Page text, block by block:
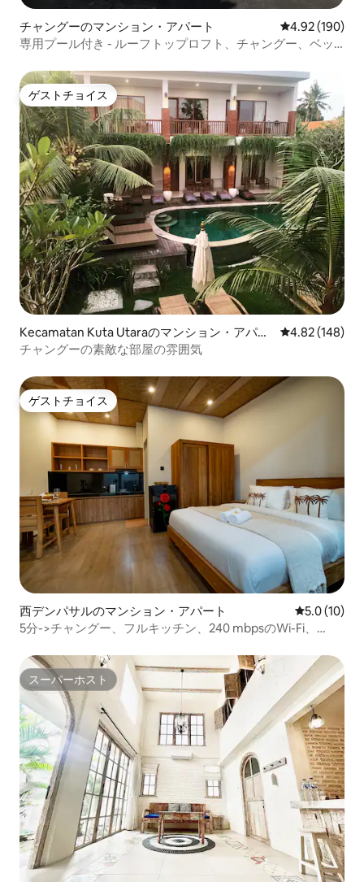
チャングーのマンション・アパート レビュー190
4.92 (190)
専用プール付き - ルーフトップロフト、チャングー、ベッ
ゲストチョイス
ゲストチョイス
Kecamatan Kuta Utaraのマンション・アパー
ト
レビュー148
4.82 (148)
チャングーの素敵な部屋の雰囲気
ゲストチョイス
ゲストチョイス
西デンパサルのマンション・アパート レビュー10
5.0 (10)
5分->チャングー、フルキッチン、240 mbpsのWi-Fi、
スーパーホスト
スーパーホスト